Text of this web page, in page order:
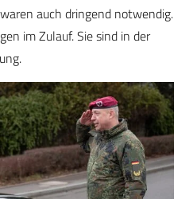
auch dringend notwendig.
im Zulauf. Sie sind in der